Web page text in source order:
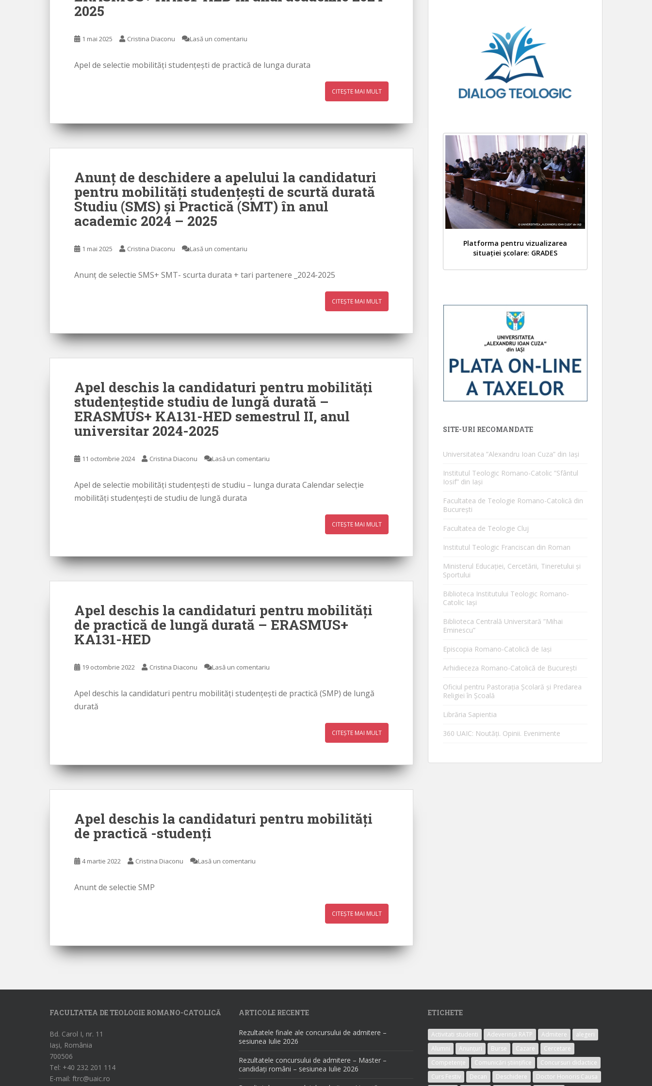
2025
1 mai 2025 Cristina Diaconu Lasă un comentariu
Apel de selectie mobilități studențești de practică de lunga durata
CITEȘTE MAI MULT
Anunț de deschidere a apelului la candidaturi
pentru mobilități studențești de scurtă durată
Studiu (SMS) și Practică (SMT) în anul
academic 2024 – 2025
1 mai 2025 Cristina Diaconu Lasă un comentariu
Anunț de selectie SMS+ SMT- scurta durata + tari partenere _2024-2025
CITEȘTE MAI MULT
Apel deschis la candidaturi pentru mobilităţi
studențeștide studiu de lungă durată –
ERASMUS+ KA131-HED semestrul II, anul
universitar 2024-2025
11 octombrie 2024 Cristina Diaconu Lasă un comentariu
Apel de selectie mobilități studențești de studiu – lunga durata Calendar selecție
mobilități studențești de studiu de lungă durata
CITEȘTE MAI MULT
Apel deschis la candidaturi pentru mobilităţi
de practică de lungă durată – ERASMUS+
KA131-HED
19 octombrie 2022 Cristina Diaconu Lasă un comentariu
Apel deschis la candidaturi pentru mobilităţi studenţeşti de practică (SMP) de lungă
durată
CITEȘTE MAI MULT
Apel deschis la candidaturi pentru mobilităţi
de practică -studenţi
4 martie 2022 Cristina Diaconu Lasă un comentariu
Anunt de selectie SMP
CITEȘTE MAI MULT
Platforma pentru vizualizarea
situației școlare: GRADES
SITE-URI RECOMANDATE
Universitatea ”Alexandru Ioan Cuza” din Iaşi
Institutul Teologic Romano-Catolic ”Sfântul
Iosif” din Iaşi
Facultatea de Teologie Romano-Catolică din
Bucureşti
Facultatea de Teologie Cluj
Institutul Teologic Franciscan din Roman
Ministerul Educaţiei, Cercetării, Tineretului şi
Sportului
Biblioteca Institutului Teologic Romano-
Catolic Iaşi
Biblioteca Centrală Universitară ”Mihai
Eminescu”
Episcopia Romano-Catolică de Iaşi
Arhidieceza Romano-Catolică de Bucureşti
Oficiul pentru Pastorația Școlară și Predarea
Religiei în Școală
Librăria Sapientia
360 UAIC: Noutăţi. Opinii. Evenimente
FACULTATEA DE TEOLOGIE ROMANO-CATOLICĂ
Bd. Carol I, nr. 11
Iași, România
700506
Tel: +40 232 201 114
E-mail: ftrc@uaic.ro
ARTICOLE RECENTE
Rezultatele finale ale concursului de admitere –
sesiunea Iulie 2026
Rezultatele concursului de admitere – Master –
candidați români – sesiunea Iulie 2026
ETICHETE
Activitati studenti Adeverință RATP Admitere
alegeri
Alumni
Anunțuri Burse Cazare
Cercetare
Competențe
Comunicări științifice
Concursuri didactice
Curs Festiv
Decan Deschidere Doctor Honoris Causa